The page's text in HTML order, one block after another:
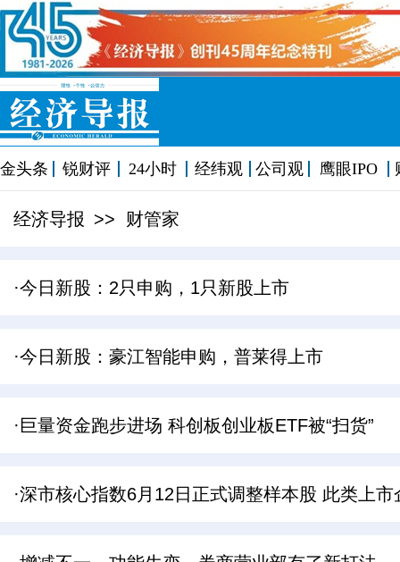
金头条 锐财评 24小时 经纬观 公司观 鹰眼IPO
经济导报 >> 财管家
·今日新股：2只申购，1只新股上市
·今日新股：豪江智能申购，普莱得上市
·巨量资金跑步进场 科创板创业板ETF被“扫货”
·深市核心指数6月12日正式调整样本股 此类上